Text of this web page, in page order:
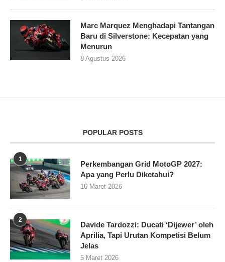
Marc Marquez Menghadapi Tantangan
Baru di Silverstone: Kecepatan yang
Menurun
8 Agustus 2026
POPULAR POSTS
1
Perkembangan Grid MotoGP 2027:
Apa yang Perlu Diketahui?
16 Maret 2026
2
Davide Tardozzi: Ducati ‘Dijewer’ oleh
Aprilia, Tapi Urutan Kompetisi Belum
Jelas
5 Maret 2026